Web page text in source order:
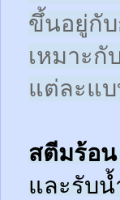
ขึ้นอยู่กับ
เหมาะกั
แต่ละแ
สตีมร้อน
และรับ